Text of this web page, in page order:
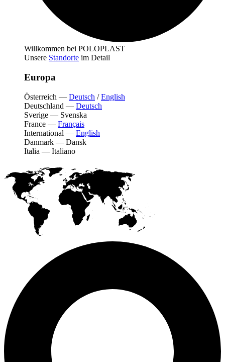
Willkommen bei POLOPLAST
Unsere Standorte im Detail
Europa
Österreich — Deutsch /English
Deutschland — Deutsch
Sverige — Svenska
France — Français
International — English
Danmark — Dansk
Italia — Italiano